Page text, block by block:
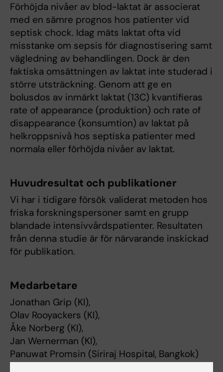
Förhöjda nivåer av blod-laktat är associerat
med en sämre prognos hos patienter vid
septisk chock. Idag mäts laktat ofta vid
misstanke om sepsis för diagnostisering samt
vägledning av behandlingen. Dock är den
faktiska omsättningen av laktat inte studerad i
större utsträckning. Genom att ge en
bolusdos av inmärkt laktat (13C) kvantifieras
rate of appearance (produktion) och rate of
disappearance (konsumtion) av laktat på
helkroppsnivå hos septiska patienter med
normala eller förhöjda nivåer av laktat.
Huvudresultat och publikationer
Vi har i tidigare försök validerat metoden hos
friska forskningspersoner samt en grupp
blandade intensivvårdspatienter. Resultaten
från denna studie är för närvarande inskickad
för publikation.
Medarbetare
Jonathan Grip (KI),
Olav Rooyackers (KI),
Åke Norberg (KI),
Jan Wernerman (KI),
Panuwat Promsin (Siriraj Hospital, Bangkok)